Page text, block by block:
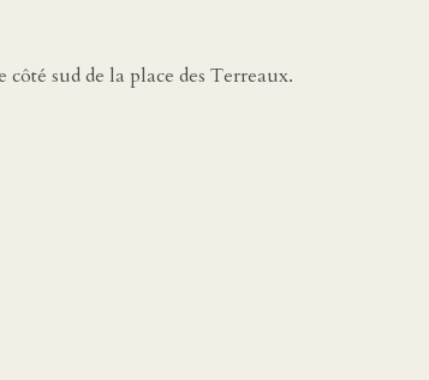
sud de la place des Terreaux.